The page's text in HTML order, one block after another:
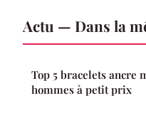
Actu — Dans la
Top 5 bracelets ancre
hommes à petit prix